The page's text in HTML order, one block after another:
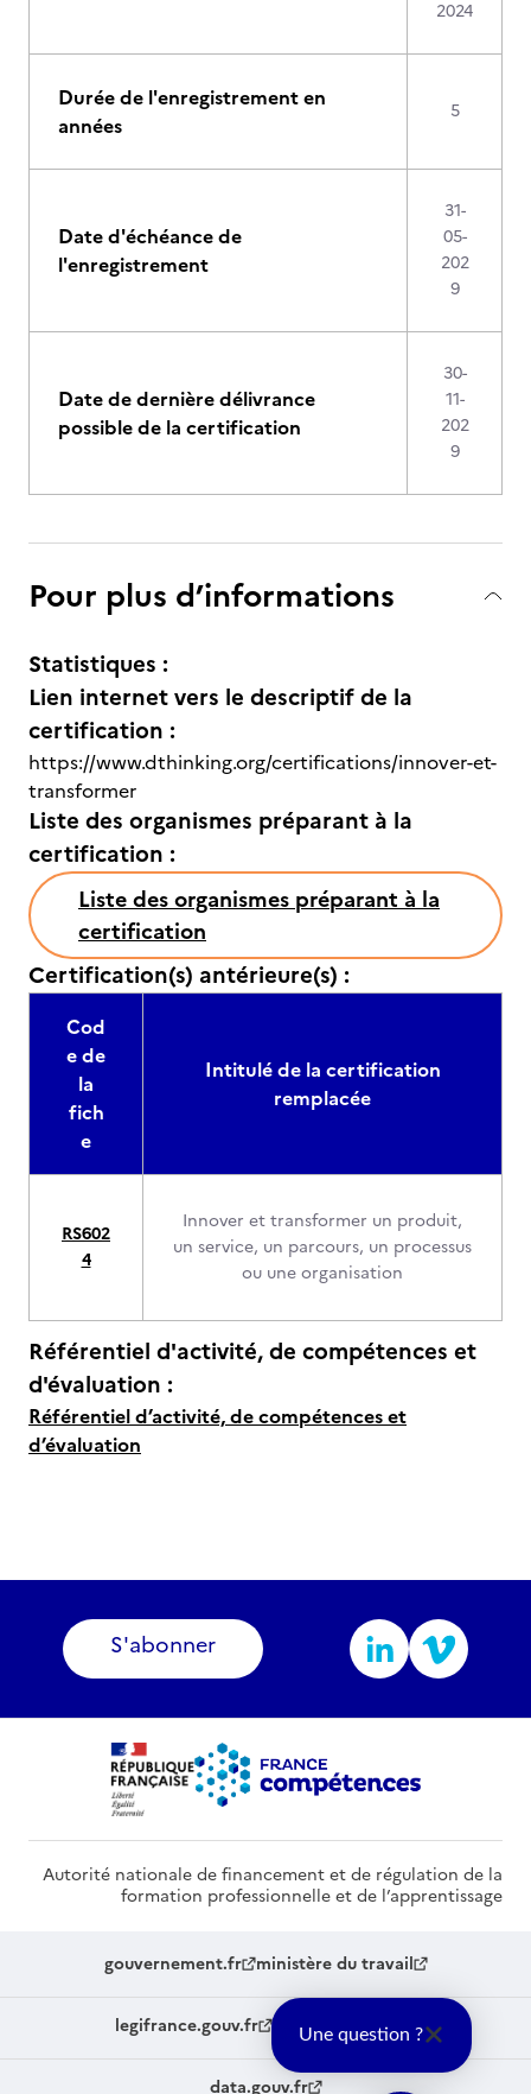
2024
Durée de l'enregistrement en
années
5
Date d'échéance de
l'enregistrement
31-
05-
202
9
Date de dernière délivrance
possible de la certification
30-
11-
202
9
Pour plus d’informations
Statistiques :
Lien internet vers le descriptif de la
certification :
https://www.dthinking.org/certifications/innover-et-
transformer
Liste des organismes préparant à la
certification :
Liste des organismes préparant à la
certification
Certification(s) antérieure(s) :
Cod
e de
la
fich
e
Intitulé de la certification
remplacée
RS602
4
Innover et transformer un produit,
un service, un parcours, un processus
ou une organisation
Référentiel d'activité, de compétences et
d'évaluation :
Référentiel d’activité, de compétences et
d’évaluation
S'abonner
Autorité nationale de financement et de régulation de la
formation professionnelle et de l’apprentissage
gouvernement.fr ministère du travail
legifrance.gouv.fr service-public.fr
data.gouv.fr
Une question ?